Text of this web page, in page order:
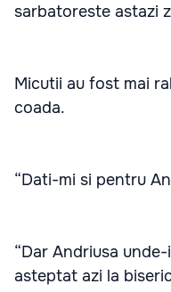
sarbatoreste astazi
Micutii au fost mai
coada.
“Dati-mi si pentru
“Dar Andriusa
asteptat azi la